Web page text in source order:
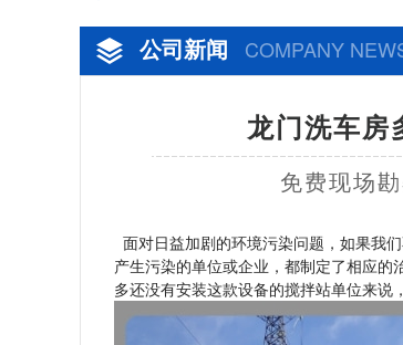
公司新闻 COMPANY
龙门洗车房
免费现场
面对日益加剧的环境污染问题，如果我
产生污染的单位或企业，都制定了相应的
多还没有安装这款设备的搅拌站单位来说